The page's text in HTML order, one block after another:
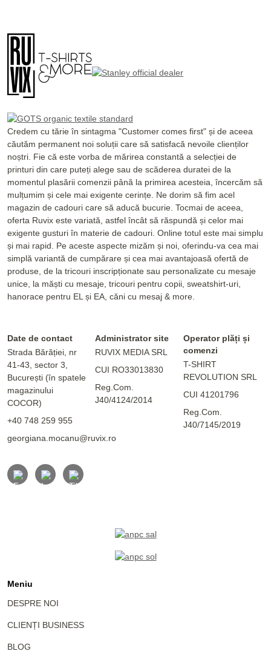
Credem cu tărie în sintagma "Customer comes first" și de aceea
căutăm permanent noi soluții care să satisfacă nevoile clienților
noștri. Fie că este vorba de mărirea constantă a selecției de
printuri din care puteți alege sau de scăderea duratei de la
momentul plasării comenzii până la primirea acesteia, încercăm să
mulțumim și cele mai exigente cerințe. Ne dorim să fim acel
magazin de cadouri care să aducă bucurie. Tocmai de aceea,
oferta Ruvix este variată, astfel încât să răspundă și celor mai
exigente gusturi în materie de cadouri. Online totul este mai simplu
și mai rapid. Pe aceste aspecte mizăm și noi, oferindu-va cea mai
simplă variantă de cumpărare și cea mai avantajoasă ofertă de
produse, de la tricouri inscripționate sau personalizate cu mesaje
unice, la măști cu mesaje, tricouri pentru copii, sweatshirt-uri,
hanorace pentru EL și EA, căni cu mesaj & more.
Date de contact
Strada Bărăției, nr
41-43, sector 3,
București (în spatele
magazinului
COCOR)
+40 748 259 955
georgiana.mocanu@ruvix.ro
Administrator site
RUVIX MEDIA SRL
CUI RO33013830
Reg.Com.
J40/4124/2014
Operator plăți și
comenzi
T-SHIRT
REVOLUTION SRL
CUI 41201796
Reg.Com.
J40/7145/2019
Meniu
DESPRE NOI
CLIENȚI BUSINESS
BLOG